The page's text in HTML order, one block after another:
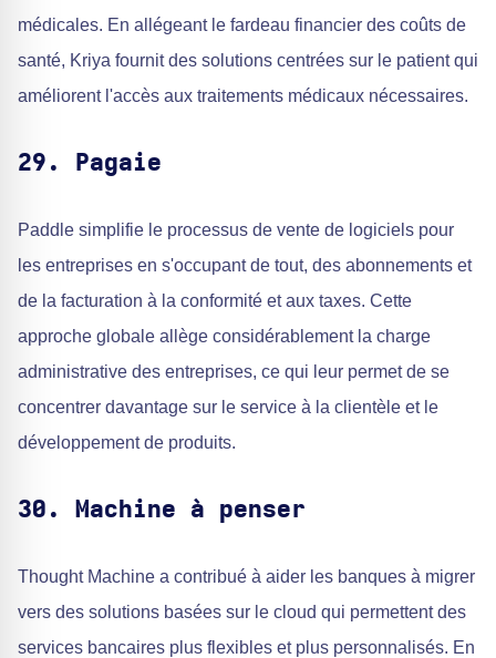
médicales. En allégeant le fardeau financier des coûts de
santé, Kriya fournit des solutions centrées sur le patient qui
améliorent l'accès aux traitements médicaux nécessaires.
29. Pagaie
Paddle simplifie le processus de vente de logiciels pour
les entreprises en s'occupant de tout, des abonnements et
de la facturation à la conformité et aux taxes. Cette
approche globale allège considérablement la charge
administrative des entreprises, ce qui leur permet de se
concentrer davantage sur le service à la clientèle et le
développement de produits.
30. Machine à penser
Thought Machine a contribué à aider les banques à migrer
vers des solutions basées sur le cloud qui permettent des
services bancaires plus flexibles et plus personnalisés. En